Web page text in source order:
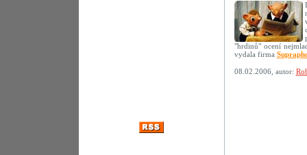
"hrdinů" ocení
vydala firma
08.02.2006, autor: